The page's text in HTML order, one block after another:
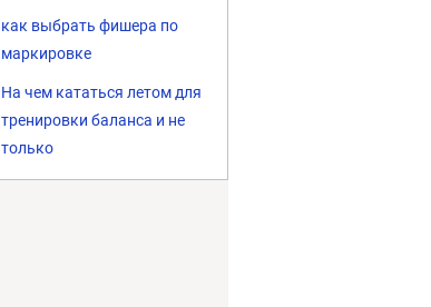
как выбрать фишера по
маркировке
На чем кататься летом для
тренировки баланса и не
только